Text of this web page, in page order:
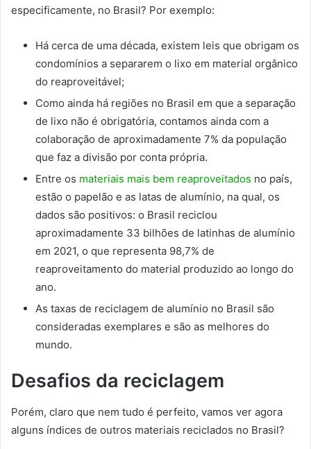
especificamente, no Brasil? Por exemplo:
Há cerca de uma década, existem leis que obrigam os
condomínios a separarem o lixo em material orgânico
do reaproveitável;
Como ainda há regiões no Brasil em que a separação
de lixo não é obrigatória, contamos ainda com a
colaboração de aproximadamente 7% da população
que faz a divisão por conta própria.
Entre os materiais mais bem reaproveitados no país,
estão o papelão e as latas de alumínio, na qual, os
dados são positivos: o Brasil reciclou
aproximadamente 33 bilhões de latinhas de alumínio
em 2021, o que representa 98,7% de
reaproveitamento do material produzido ao longo do
ano.
As taxas de reciclagem de alumínio no Brasil são
consideradas exemplares e são as melhores do
mundo.
Desafios da reciclagem
Porém, claro que nem tudo é perfeito, vamos ver agora
alguns índices de outros materiais reciclados no Brasil?